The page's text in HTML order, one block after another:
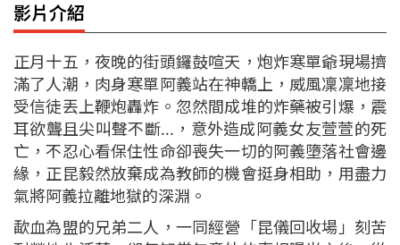
影片介紹
正月十五，夜晚的街頭鑼鼓喧天，炮炸寒單爺現場擠
滿了人潮，肉身寒單阿義站在神轎上，威風凜凜地接
受信徒丟上鞭炮轟炸。忽然間成堆的炸藥被引爆，震
耳欲聾且尖叫聲不斷...，意外造成阿義女友萱萱的死
亡，不忍心看保住性命卻喪失一切的阿義墮落社會邊
緣，正昆毅然放棄成為教師的機會挺身相助，用盡力
氣將阿義拉離地獄的深淵。
歃血為盟的兄弟二人，一同經營「昆儀回收場」刻苦